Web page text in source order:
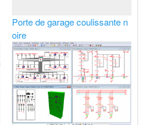
Porte de garage coulissante n
oire